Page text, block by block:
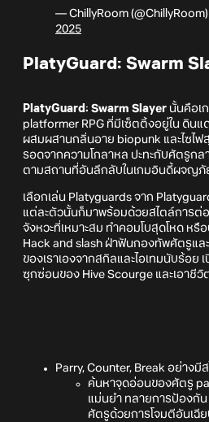
— ChillyRoom (@ChillyRoom)
2025
PlatyGuard: Swarm
PlatyGuard: Swarm Slayer นั้นคือเ
platformer RPG ที่มีเซ็ตติ้งอยู่ใน ดินแ
ผสมผสานกลิ่นอาย biopunk และไซไฟสุ
รอดจากความโกลาหล ปะทะกับศัตรูกล
ตามสถานที่อันลึกลับในเกมอินดี้ผจญภั
เลือกเล่น Platyguards จาก
แต่ละตัวนั้นก็มาพร้อมด้วยสไตล์การต่อ
จังหวะที่เหมาะสม ทำคอมโบสุดโหด หรื
Hack and slash ฝ่าฟันกองทัพศัตรูแล
ของเราเองจากสกิลและไอเทมนับร้อย
ซุกซ่อนของ Hive Scourge และเอาชี
Parry, Counter, Break อย่างมี
ค้นหาจุดอ่อนของศัตรู
แม่นยำ ทลายการป้องกัน
ศัตรูด้วยการโจมตีอันเ